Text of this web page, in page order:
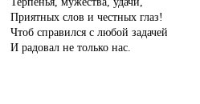
Приятных слов и честных глаз!
Чтоб справился с любой задачей
И радовал не только нас.